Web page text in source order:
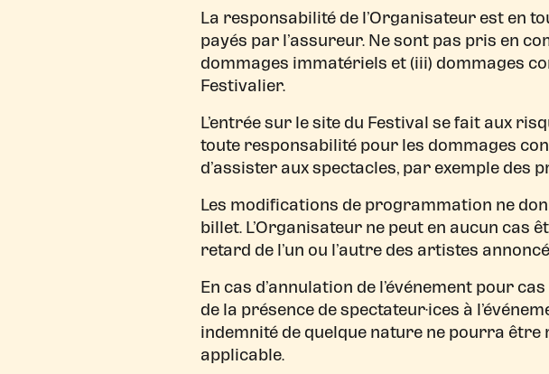
La responsabilité de l’Organisateur est en
payés par l’assureur. Ne sont pas pris en
dommages immatériels et (iii) dommages
Festivalier.
L’entrée sur le site du Festival se fait aux
toute responsabilité pour les dommages
d’assister aux spectacles, par exemple
Les modifications de programmation ne
billet. L’Organisateur ne peut en aucun cas
retard de l’un ou l’autre des artistes
En cas d’annulation de l’événement pour
de la présence de spectateur·ices à
indemnité de quelque nature ne pourra
applicable.